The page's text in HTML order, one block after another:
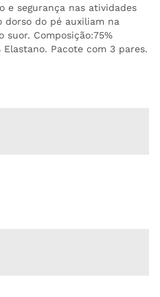
e segurança nas atividades
dorso do pé auxiliam na
suor. Composição:75%
Elastano. Pacote com 3 pares.